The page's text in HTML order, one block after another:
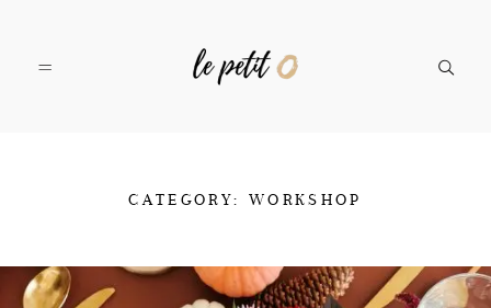
SERVIZI
PORTFOLIO
CATEGORY: WORKSHOP